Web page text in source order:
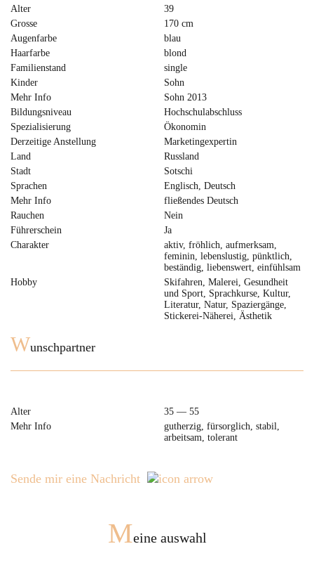
Alter
39
Grosse
170 cm
Augenfarbe
blau
Haarfarbe
blond
Familienstand
single
Kinder
Sohn
Mehr Info
Sohn 2013
Bildungsniveau
Hochschulabschluss
Spezialisierung
Ökonomin
Derzeitige Anstellung
Marketingexpertin
Land
Russland
Stadt
Sotschi
Sprachen
Englisch, Deutsch
Mehr Info
fließendes Deutsch
Rauchen
Nein
Führerschein
Ja
Charakter
aktiv, fröhlich, aufmerksam,
feminin, lebenslustig, pünktlich,
beständig, liebenswert, einfühlsam
Hobby
Skifahren, Malerei, Gesundheit
und Sport, Sprachkurse, Kultur,
Literatur, Natur, Spaziergänge,
Stickerei-Näherei, Ästhetik
Wunschpartner
Alter
35 — 55
Mehr Info
gutherzig, fürsorglich, stabil,
arbeitsam, tolerant
Sende mir eine Nachricht
Meine auswahl